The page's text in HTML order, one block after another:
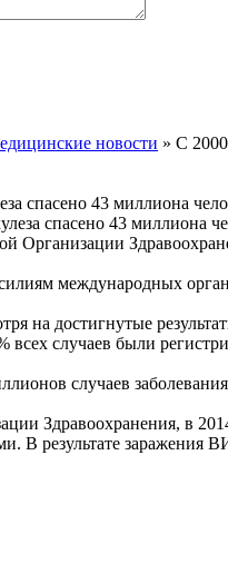
новости » С
спасено 43 миллиона
Организации
международных
на достигнутые
всех случаев были
случаев
Здравоохранения, в
результате заражения